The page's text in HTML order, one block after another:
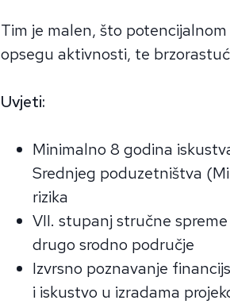
Tim je malen, što
opsegu aktivnosti, te
Uvjeti:
Minimalno 8 godina
Srednjeg poduzetništva
rizika
VII. stupanj stručne
drugo srodno područje
Izvrsno poznavanje
i iskustvo u izradama